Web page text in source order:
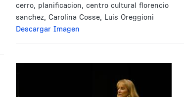
cerro, planificacion, centro cultural florencio
sanchez, Carolina Cosse, Luis Oreggioni
Descargar Imagen